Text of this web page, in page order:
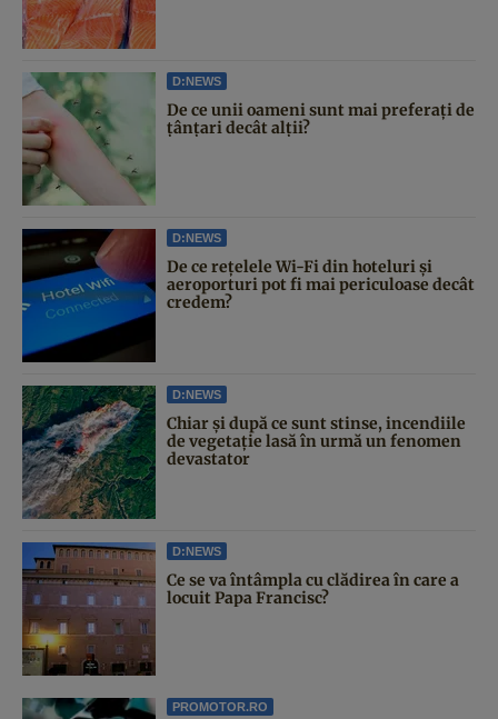
D:NEWS
De ce unii oameni sunt mai preferați de
țânțari decât alții?
D:NEWS
De ce rețelele Wi-Fi din hoteluri și
aeroporturi pot fi mai periculoase decât
credem?
D:NEWS
Chiar și după ce sunt stinse, incendiile
de vegetație lasă în urmă un fenomen
devastator
D:NEWS
Ce se va întâmpla cu clădirea în care a
locuit Papa Francisc?
PROMOTOR.RO